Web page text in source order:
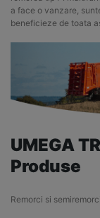
a face o vanzare,
beneficieze de toata
UMEGA
Produse
Remorci si